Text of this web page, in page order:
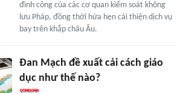
đình công của các cơ quan kiểm soát không
lưu Pháp, đồng thời hứa hẹn cải thiện dịch vụ
bay trên khắp châu Âu.
Đan Mạch đề xuất cải cách giáo
dục như thế nào?